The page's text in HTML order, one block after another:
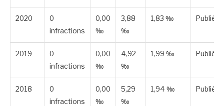
2020
0
infractions
0,00
‰
3,88
‰
1,83 ‰ Publiée
2019
0
infractions
0,00
‰
4,92
‰
1,99 ‰ Publiée
2018
0
infractions
0,00
‰
5,29
‰
1,94 ‰ Publiée